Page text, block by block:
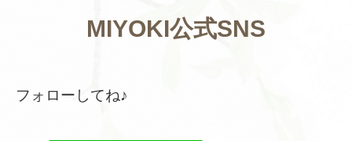
MIYOKI公式SNS
フォローしてね♪